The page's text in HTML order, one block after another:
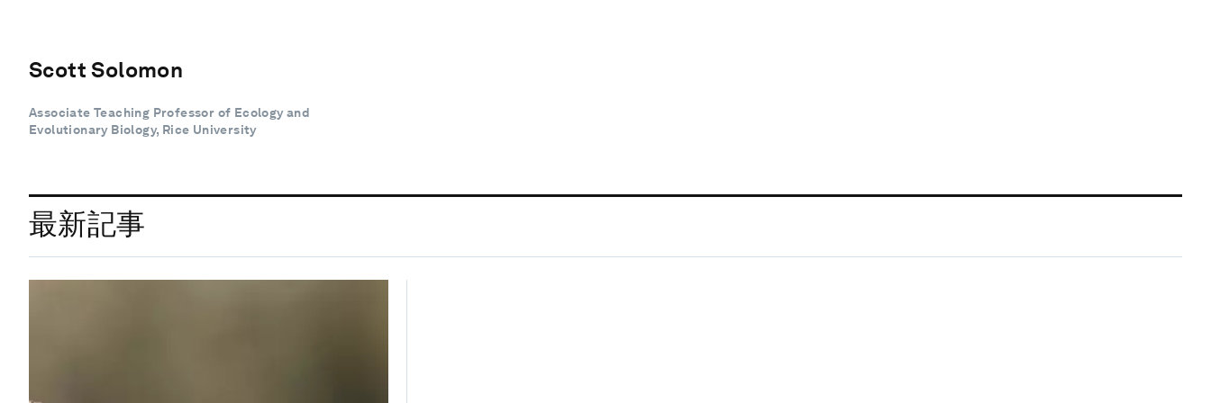
Scott Solomon
Associate Teaching Professor of Ecology and
Evolutionary Biology, Rice University
最新記事